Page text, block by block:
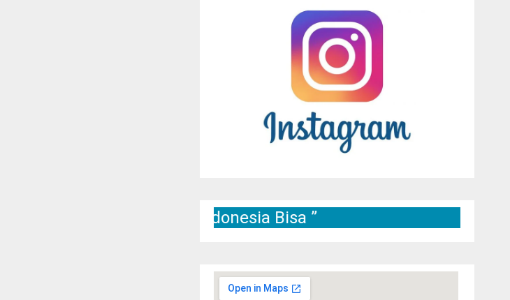
“ Indonesia Bisa ”